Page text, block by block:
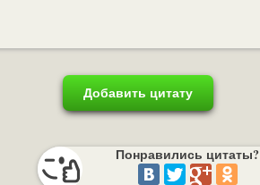
Добавить цитату
Понравились цитаты?